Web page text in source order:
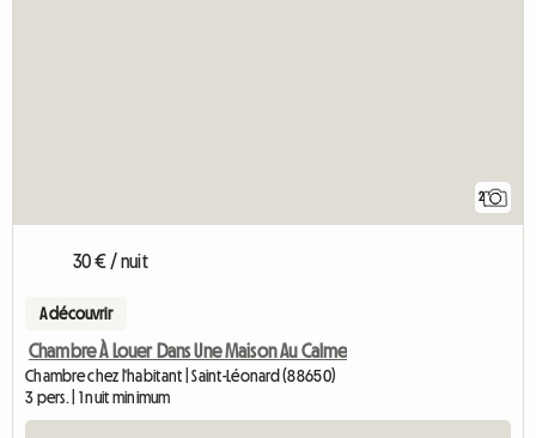
2
30 € / nuit
A découvrir
Chambre À Louer Dans Une Maison Au Calme
Chambre chez l'habitant | Saint-Léonard (88650)
3 pers. | 1 nuit minimum